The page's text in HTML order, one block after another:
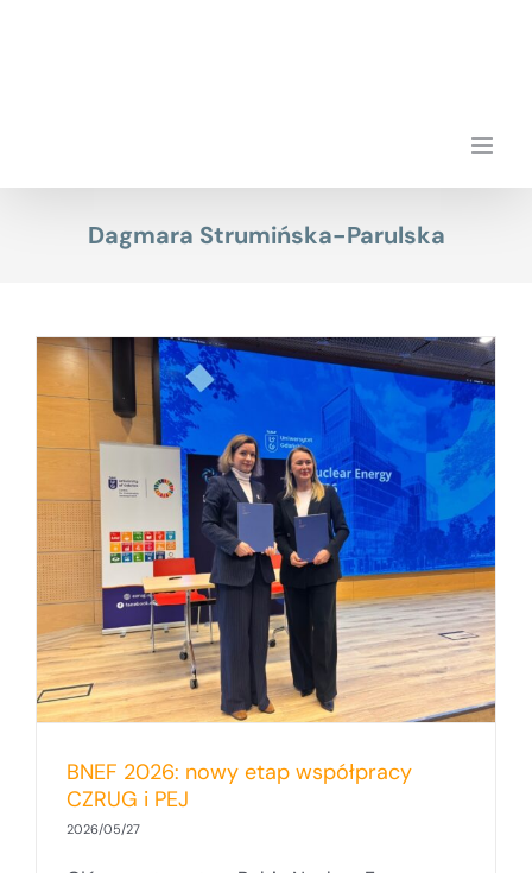
Dagmara Strumińska-Parulska
BNEF 2026: nowy etap współpracy
CZRUG i PEJ
2026/05/27